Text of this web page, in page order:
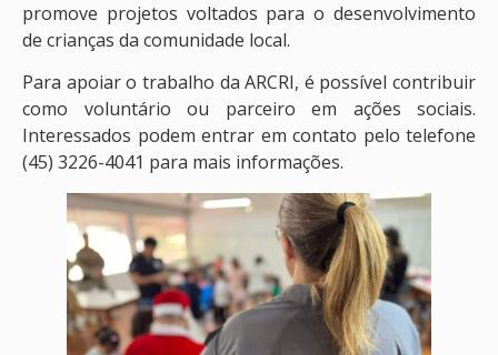
promove projetos voltados para o desenvolvimento
de crianças da comunidade local.
Para apoiar o trabalho da ARCRI, é possível contribuir
como voluntário ou parceiro em ações sociais.
Interessados podem entrar em contato pelo telefone
(45) 3226-4041 para mais informações.